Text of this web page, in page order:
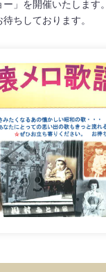
ー」を開催いたします。
ちしております。